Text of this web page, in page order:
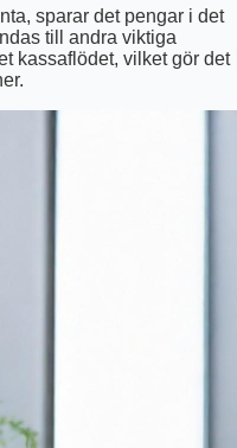
sparar det pengar i det
till andra viktiga
kassaflödet, vilket gör det